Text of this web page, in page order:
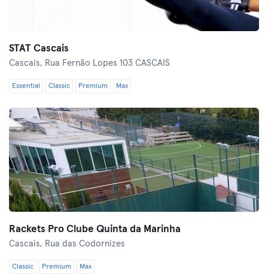
STAT Cascais
Cascais, Rua Fernão Lopes 103 CASCAIS
Essential Classic Premium Max
Rackets Pro Clube Quinta da Marinha
Cascais, Rua das Codornizes
Classic Premium Max